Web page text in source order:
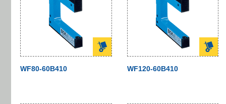
WF80-60B410 WF120-60B410